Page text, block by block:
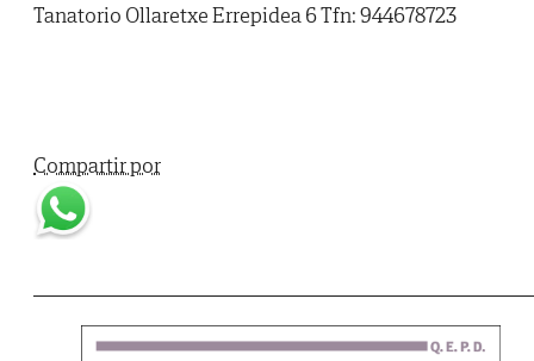
Tanatorio Ollaretxe Errepidea 6 Tfn: 944678723
Compartir por